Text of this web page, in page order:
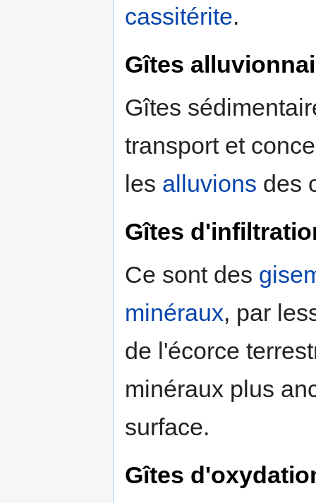
cassitérite.
Gîtes
Gîtes
transport et
les alluvions des
Gîtes
Ce sont des
minéraux, par
de l'écorce
minéraux plus
surface.
Gîtes